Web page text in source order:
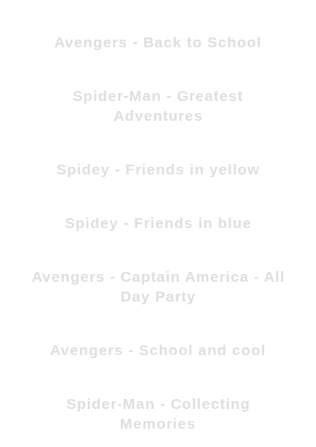
Avengers - Back to School
Spider-Man - Greatest
Adventures
Spidey - Friends in yellow
Spidey - Friends in blue
Avengers - Captain America - All
Day Party
Avengers - School and cool
Spider-Man - Collecting
Memories